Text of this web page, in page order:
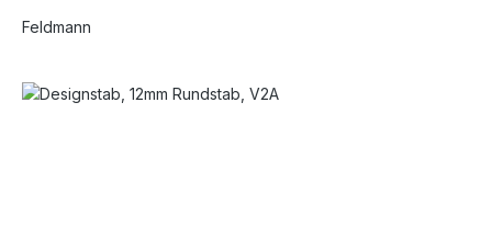
Feldmann
Bildergalerie überspringen